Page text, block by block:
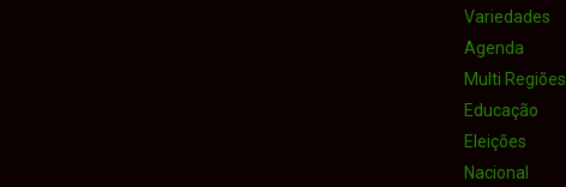
Variedades
Agenda
Multi Regiões
Educação
Eleições
Nacional